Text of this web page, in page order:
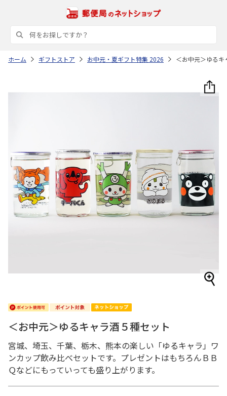
ホーム ギフトストア お中元・夏ギフト特集 2026 ＜お中元＞ゆる
＜お中元＞ゆるキャラ酒５種セット
宮城、埼玉、千葉、栃木、熊本の楽しい「ゆるキャラ」ワ
ンカップ飲み比べセットです。プレゼントはもちろんＢＢ
Ｑなどにもっていっても盛り上がります。